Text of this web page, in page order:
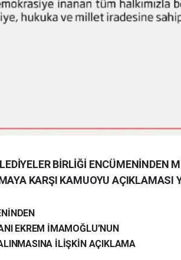
BİRLİĞİ ENCÜMENİNDEN
KARŞI KAMUOYU AÇIKLAMASI
EKREM İMAMOĞLU’NUN
İLİŞKİN AÇIKLAMA